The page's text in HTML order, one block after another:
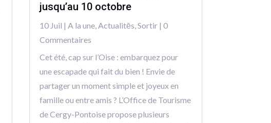
jusqu’au 10 octobre
10 Juil | A la une,Actualitēs,Sortir| 0
Commentaires
Cet été, cap sur l’Oise : embarquez pour
une escapade qui fait du bien ! Envie de
partager un moment simple et joyeux en
famille ou entre amis ? L’Office de Tourisme
de Cergy-Pontoise propose plusieurs